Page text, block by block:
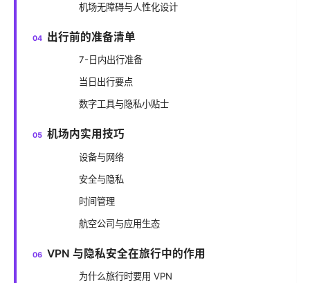
机场无障碍与人性化设计
出行前的准备清单
7-日内出行准备
当日出行要点
数字工具与隐私小贴士
机场内实用技巧
设备与网络
安全与隐私
时间管理
航空公司与应用生态
VPN 与隐私安全在旅行中的作用
为什么旅行时要用 VPN